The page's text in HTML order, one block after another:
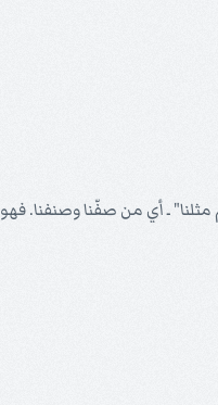
ـ أي من صفّنا وصنفنا. فهو